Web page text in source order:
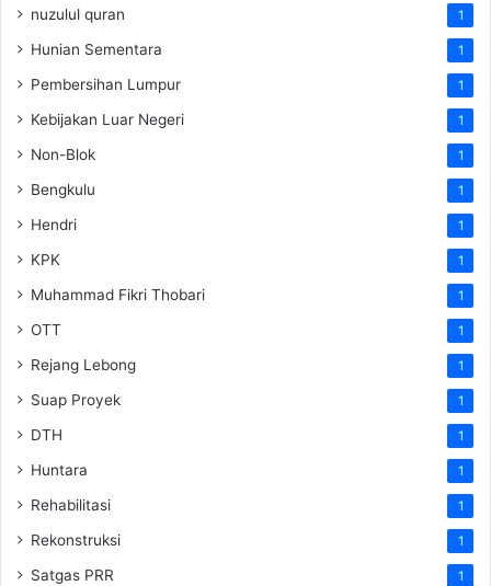
nuzulul quran 1
Hunian Sementara 1
Pembersihan Lumpur 1
Kebijakan Luar Negeri 1
Non-Blok 1
Bengkulu 1
Hendri 1
KPK 1
Muhammad Fikri Thobari 1
OTT 1
Rejang Lebong 1
Suap Proyek 1
DTH 1
Huntara 1
Rehabilitasi 1
Rekonstruksi 1
Satgas PRR 1